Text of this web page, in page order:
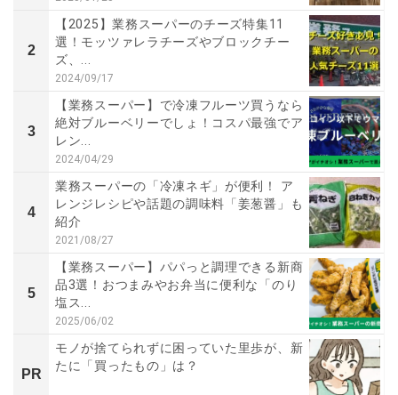
2
【2025】業務スーパーのチーズ特集11
選！モッツァレラチーズやブロックチー
ズ、...
2024/09/17
3
【業務スーパー】で冷凍フルーツ買うなら
絶対ブルーベリーでしょ！コスパ最強でア
レン...
2024/04/29
4
業務スーパーの「冷凍ネギ」が便利！ ア
レンジレシピや話題の調味料「姜葱醤」も
紹介
2021/08/27
5
【業務スーパー】パパっと調理できる新商
品3選！おつまみやお弁当に便利な「のり
塩ス...
2025/06/02
PR
モノが捨てられずに困っていた里歩が、新
たに「買ったもの」は？